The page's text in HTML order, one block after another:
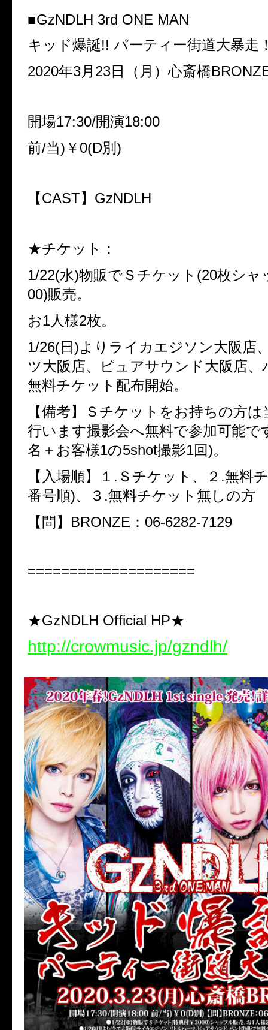
■GzNDLH 3rd ONE MAN
キッド爆誕!! パーティー街道大暴走
2020年3月23日（月）心斎橋
開場17:30/開演18:00
前/当)￥0(D別)
【CAST】GzNDLH
★チケット：
1/22(水)物販でＳチケット(20枚シャ
00)販売。
お1人様2枚。
1/26(日)よりライカエジソン大阪店
ツ大阪店、ピュアサウンド大阪店、
無料チケット配布開始。
【備考】Ｓチケットをお持ちの方
行います撮影会へ無料で参加可能で
名＋お客様1の5shot撮影1回)。
【入場順】１.Ｓチケット、２.無料
番号順)、３.無料チケット無しの方
【問】BRONZE：06-6282-7129
====================
★GzNDLH Official HP★
http://crowmusic.jp/gzndlh/